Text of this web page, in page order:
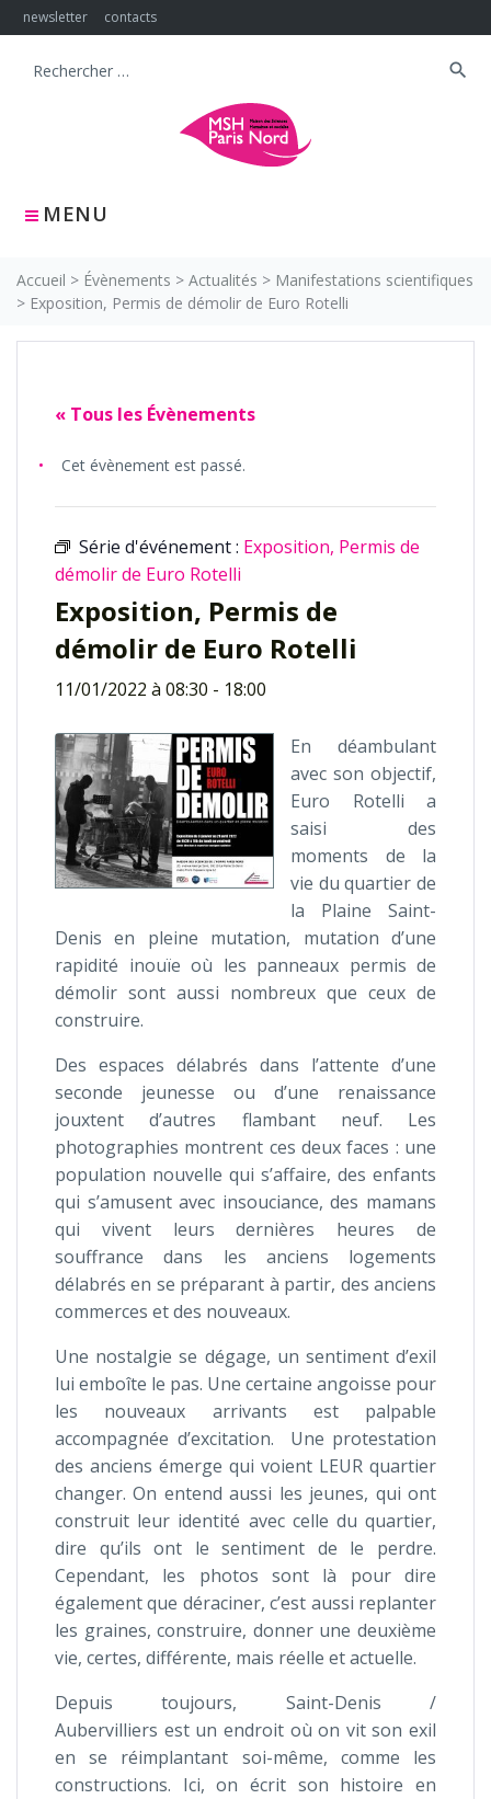
Skip
to
newsletter contacts
MENU
Search
search
Accueil > Évènements > Actualités > Manifestations scientifiques
> Exposition, Permis de démolir de Euro Rotelli
« Tous les Évènements
Cet évènement est passé.
Série d'événement : Exposition, Permis de
démolir de Euro Rotelli
Exposition, Permis de
démolir de Euro Rotelli
11/01/2022 à 08:30 - 18:00
En déambulant
avec son objectif,
Euro Rotelli a
saisi des
moments de la
vie du quartier de
la Plaine Saint-
Denis en pleine mutation, mutation d’une
rapidité inouïe où les panneaux permis de
démolir sont aussi nombreux que ceux de
construire.
Des espaces délabrés dans l’attente d’une
seconde jeunesse ou d’une renaissance
jouxtent d’autres flambant neuf. Les
photographies montrent ces deux faces : une
population nouvelle qui s’affaire, des enfants
qui s’amusent avec insouciance, des mamans
qui vivent leurs dernières heures de
souffrance dans les anciens logements
délabrés en se préparant à partir, des anciens
commerces et des nouveaux.
Une nostalgie se dégage, un sentiment d’exil
lui emboîte le pas. Une certaine angoisse pour
les nouveaux arrivants est palpable
accompagnée d’excitation. Une protestation
des anciens émerge qui voient LEUR quartier
changer. On entend aussi les jeunes, qui ont
construit leur identité avec celle du quartier,
dire qu’ils ont le sentiment de le perdre.
Cependant, les photos sont là pour dire
également que déraciner, c’est aussi replanter
les graines, construire, donner une deuxième
vie, certes, différente, mais réelle et actuelle.
Depuis toujours, Saint-Denis /
Aubervilliers est un endroit où on vit son exil
en se réimplantant soi-même, comme les
constructions. Ici, on écrit son histoire en